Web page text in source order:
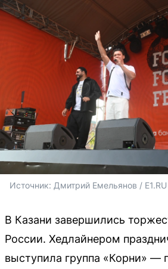
Источник: Дмитрий Емельянов / E1.RU
В Казани завершились
России. Хедлайнером
выступила группа «Корни» —